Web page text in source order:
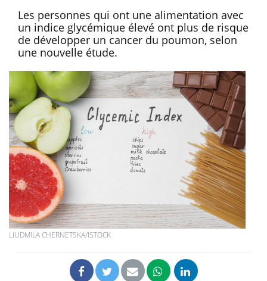
Les personnes qui ont une alimentation avec
un indice glycémique élevé ont plus de risque
de développer un cancer du poumon, selon
une nouvelle étude.
LIUDMILA CHERNETSKA/ISTOCK